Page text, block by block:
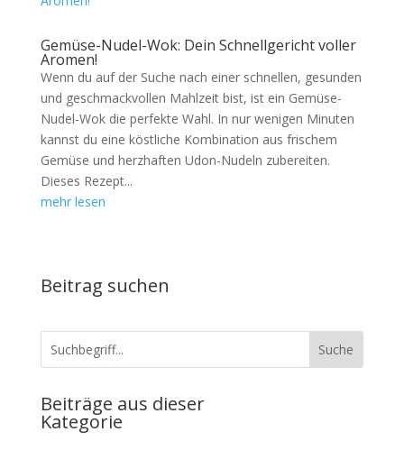
Gemüse-Nudel-Wok: Dein Schnellgericht voller
Aromen!
Wenn du auf der Suche nach einer schnellen, gesunden
und geschmackvollen Mahlzeit bist, ist ein Gemüse-
Nudel-Wok die perfekte Wahl. In nur wenigen Minuten
kannst du eine köstliche Kombination aus frischem
Gemüse und herzhaften Udon-Nudeln zubereiten.
Dieses Rezept...
mehr lesen
Beitrag suchen
Beiträge aus dieser
Kategorie